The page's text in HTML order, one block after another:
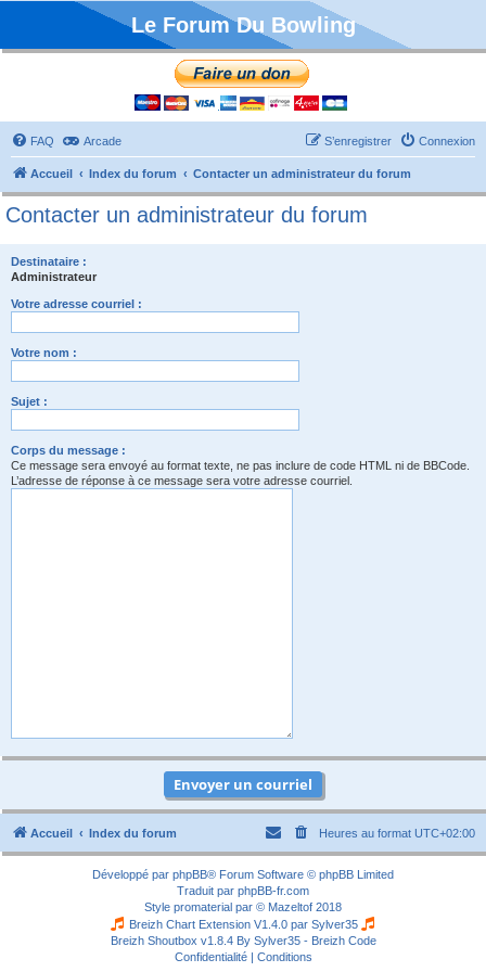
Le Forum Du Bowling
FAQ Arcade Connexion
S’enregistrer
Accueil Index du forum Contacter un administrateur du forum
Contacter un administrateur du forum
Destinataire :
Administrateur
Votre adresse courriel :
Votre nom :
Sujet :
Corps du message :
Ce message sera envoyé au format texte, ne pas inclure de code HTML ni de BBCode.
L’adresse de réponse à ce message sera votre adresse courriel.
Accueil Index du forum Heures au format UTC+02:00
Développé par phpBB® Forum Software © phpBB Limited
Traduit par phpBB-fr.com
Style promaterial par © Mazeltof 2018
Breizh Chart Extension V1.4.0 par Sylver35
Breizh Shoutbox v1.8.4 By Sylver35 - Breizh Code
Confidentialité| Conditions